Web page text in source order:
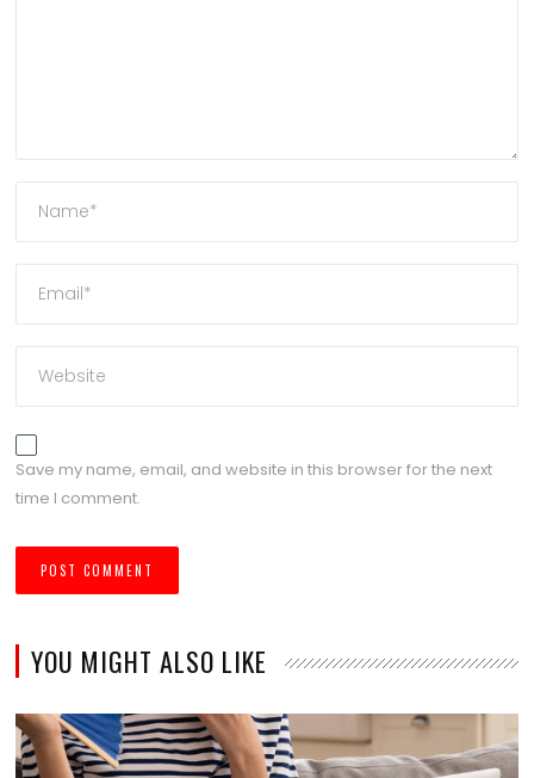
Save my name, email, and website in this browser for the next
time I comment.
YOU MIGHT ALSO LIKE